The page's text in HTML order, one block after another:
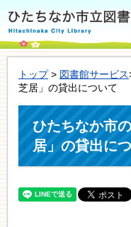
トップ> 図書館サービス
芝居」の貸出について
ひたちなか市
居」の貸出に